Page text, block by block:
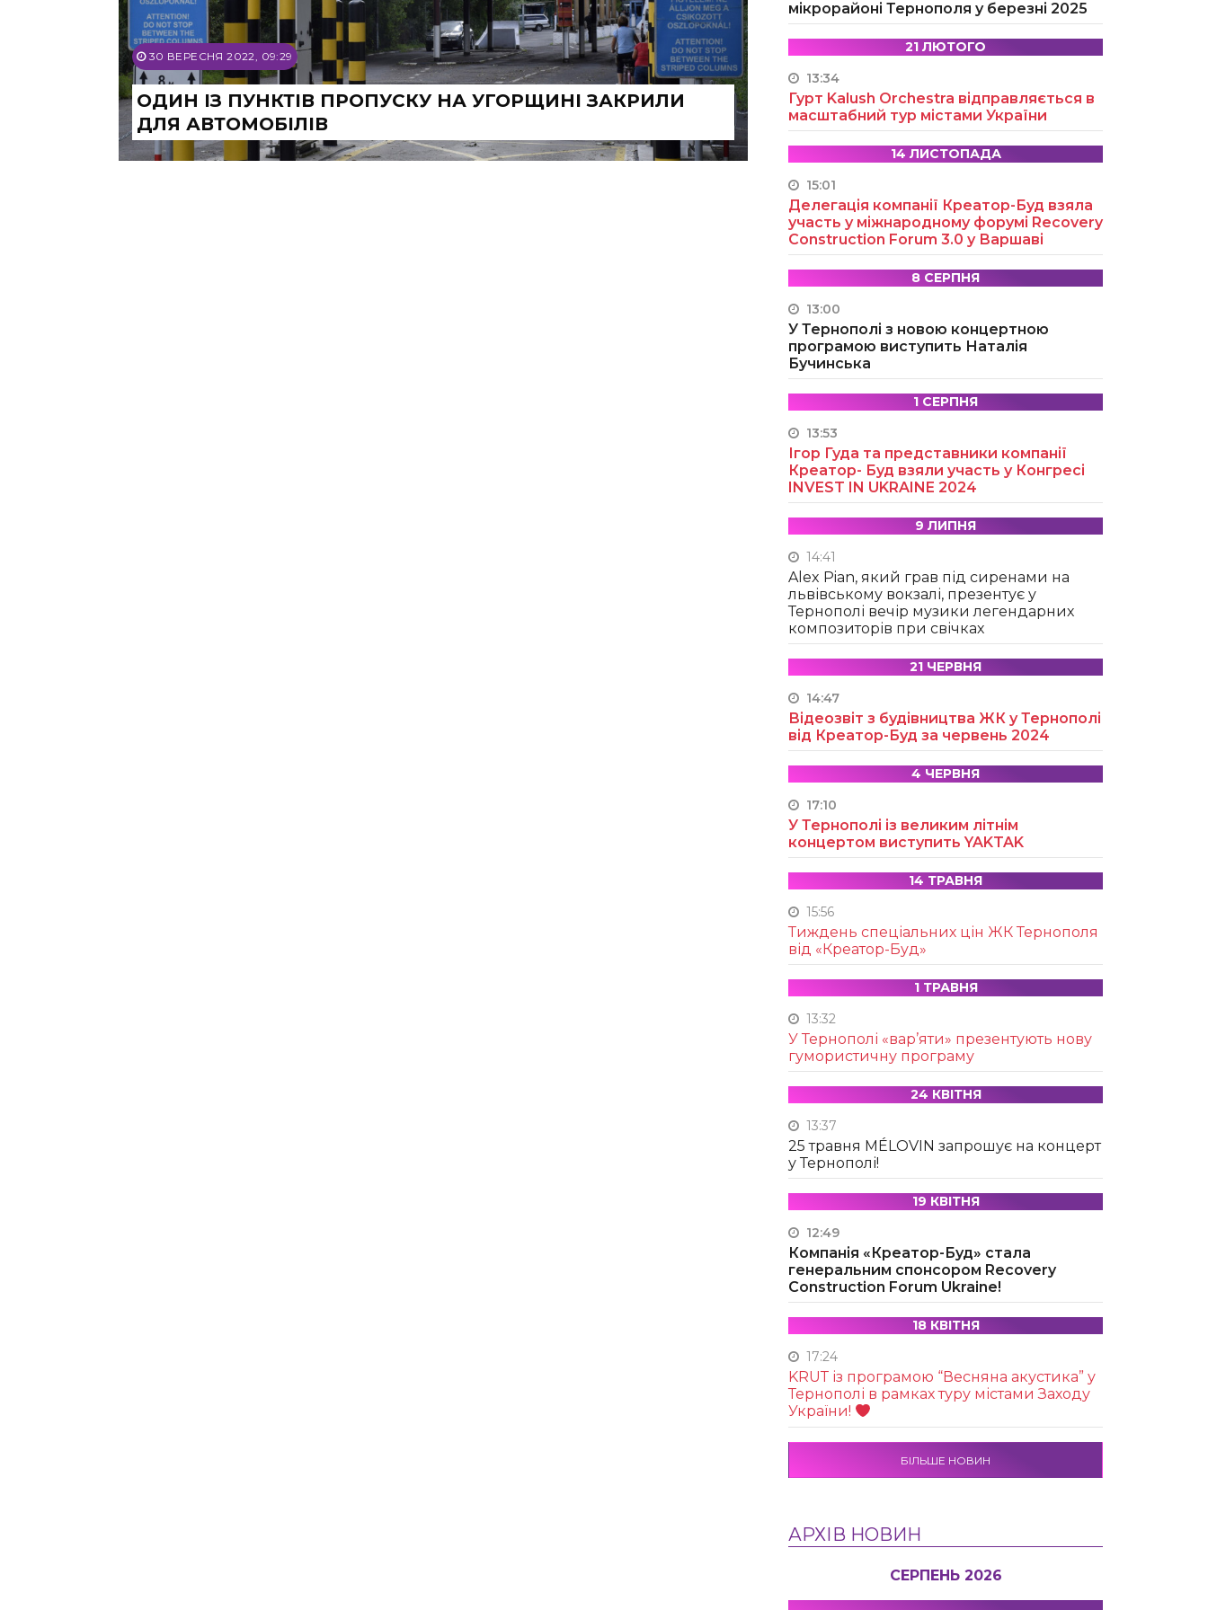
30 ВЕРЕСНЯ 2022, 09:29
ОДИН ІЗ ПУНКТІВ ПРОПУСКУ НА УГОРЩИНІ ЗАКРИЛИ
ДЛЯ АВТОМОБІЛІВ
мікрорайоні Тернополя у березні 2025
21 ЛЮТОГО
13:34
Гурт Kalush Orchestra відправляється в
масштабний тур містами України
14 ЛИСТОПАДА
15:01
Делегація компанії Креатор-Буд взяла
участь у міжнародному форумі Recovery
Construction Forum 3.0 у Варшаві
8 СЕРПНЯ
13:00
У Тернополі з новою концертною
програмою виступить Наталія
Бучинська
1 СЕРПНЯ
13:53
Ігор Гуда та представники компанії
Креатор- Буд взяли участь у Конгресі
INVEST IN UKRAINE 2024
9 ЛИПНЯ
14:41
Alex Pian, який грав під сиренами на
львівському вокзалі, презентує у
Тернополі вечір музики легендарних
композиторів при свічках
21 ЧЕРВНЯ
14:47
Відеозвіт з будівництва ЖК у Тернополі
від Креатор-Буд за червень 2024
4 ЧЕРВНЯ
17:10
У Тернополі із великим літнім
концертом виступить YAKTAK
14 ТРАВНЯ
15:56
Тиждень спеціальних цін ЖК Тернополя
від «Креатор-Буд»
1 ТРАВНЯ
13:32
У Тернополі «вар’яти» презентують нову
гумористичну програму
24 КВІТНЯ
13:37
25 травня MÉLOVIN запрошує на концерт
у Тернополі!
19 КВІТНЯ
12:49
Компанія «Креатор-Буд» стала
генеральним спонсором Recovery
Construction Forum Ukraine!
18 КВІТНЯ
17:24
KRUТ із програмою “Весняна акустика” у
Тернополі в рамках туру містами Заходу
України!
БІЛЬШЕ НОВИН
АРХІВ НОВИН
СЕРПЕНЬ 2026